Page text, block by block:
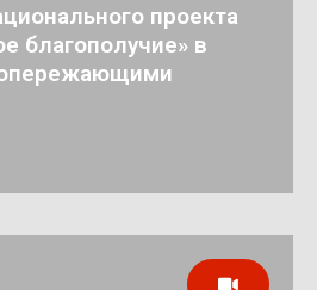
проекта
благополучие» в